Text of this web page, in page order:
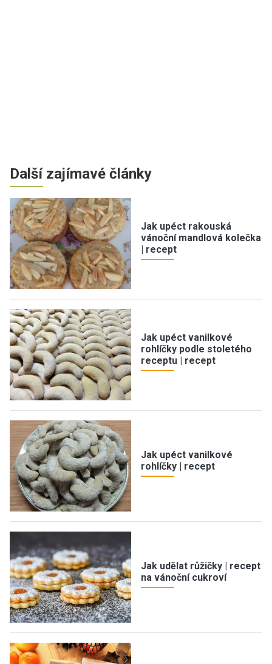
Další zajímavé články
Jak upéct rakouská
vánoční mandlová kolečka
| recept
Jak upéct vanilkové
rohlíčky podle stoletého
receptu | recept
Jak upéct vanilkové
rohlíčky | recept
Jak udělat růžičky | recept
na vánoční cukroví